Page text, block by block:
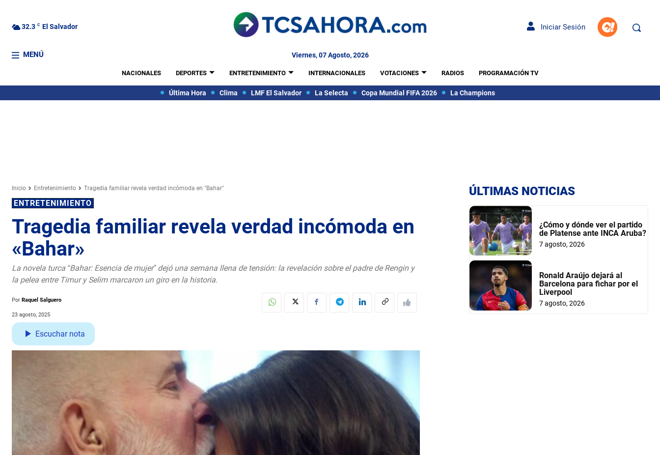
32.3 C El Salvador Iniciar Sesión
MENÚ Viernes, 07 Agosto, 2026
NACIONALES DEPORTES ENTRETENIMIENTO INTERNACIONALES VOTACIONES RADIOS PROGRAMACIÓN TV
Última Hora Clima LMF El Salvador La Selecta Copa Mundial FIFA 2026 La Champions
Inicio Entretenimiento Tragedia familiar revela verdad incómoda en "Bahar"
ENTRETENIMIENTO
Tragedia familiar revela verdad incómoda en
«Bahar»
La novela turca “Bahar: Esencia de mujer” dejó una semana llena de tensión: la revelación sobre el padre de Rengin y
la pelea entre Timur y Selim marcaron un giro en la historia.
Por Raquel Salguero
23 agosto, 2025
Escuchar nota
ÚLTIMAS NOTICIAS
¿Cómo y dónde ver el partido
de Platense ante INCA Aruba?
7 agosto, 2026
Ronald Araújo dejará al
Barcelona para fichar por el
Liverpool
7 agosto, 2026